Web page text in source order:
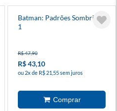
Batman: Padrões Sombrios
1
R$ 47,90
R$ 43,10
ou 2x de R$ 21,55 sem juros